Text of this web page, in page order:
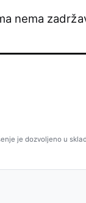
nema
je dozvoljeno u